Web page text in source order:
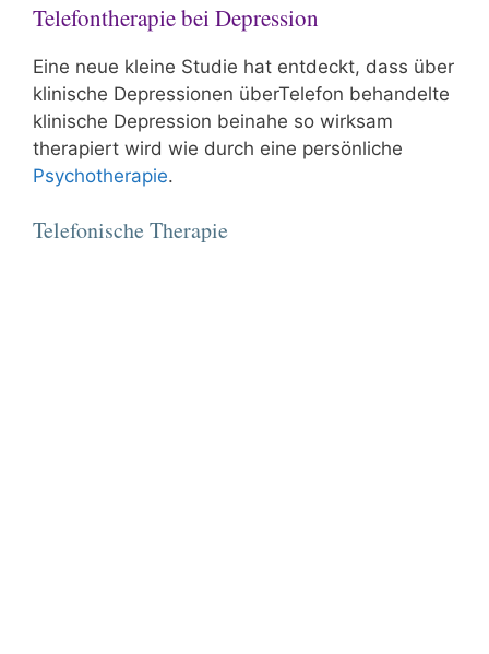
Telefontherapie bei Depression
Eine neue kleine Studie hat entdeckt, dass über
klinische Depressionen überTelefon behandelte
klinische Depression beinahe so wirksam
therapiert wird wie durch eine persönliche
Psychotherapie.
Telefonische Therapie